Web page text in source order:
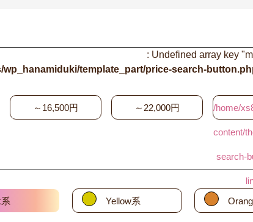
: Undefined array key
template_part/price-search-
～16,500円 ～22,000円 /home/
content/
search-
Yellow系